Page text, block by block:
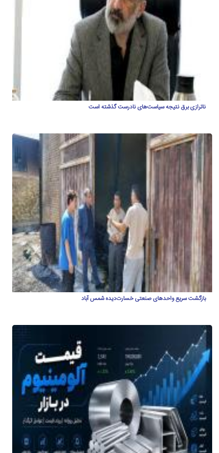
ناترازی برق نتیجه سیاست‌های نادرست گذشته است
بازگشت سریع واحدهای صنعتی خسارت‌دیده شمس آباد